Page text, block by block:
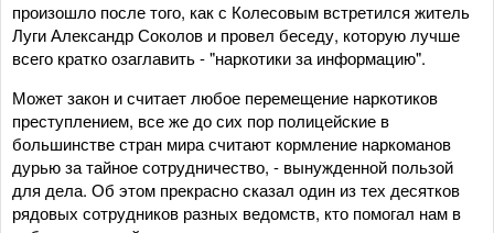
произошло после того, как с Колесовым встретился житель
Луги Александр Соколов и провел беседу, которую лучше
всего кратко озаглавить - "наркотики за информацию".
Может закон и считает любое перемещение наркотиков
преступлением, все же до сих пор полицейские в
большинстве стран мира считают кормление наркоманов
дурью за тайное сотрудничество, - вынужденной пользой
для дела. Об этом прекрасно сказал один из тех десятков
рядовых сотрудников разных ведомств, кто помогал нам в